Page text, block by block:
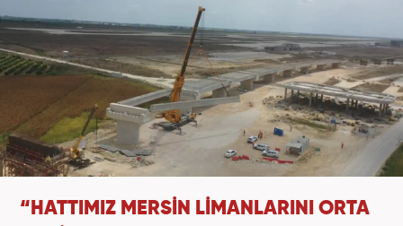
“HATTIMIZ MERSİN LİMANLARINI ORTA